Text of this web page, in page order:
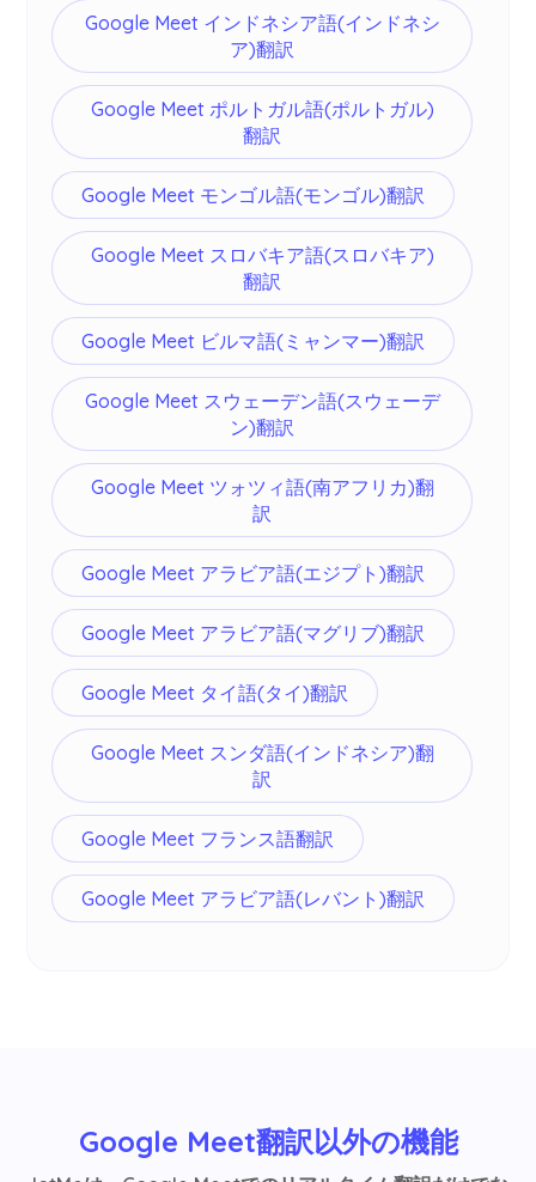
Google Meet インドネシア語(インドネシ
ア)翻訳
Google Meet ポルトガル語(ポルトガル)
翻訳
Google Meet モンゴル語(モンゴル)翻訳
Google Meet スロバキア語(スロバキア)
翻訳
Google Meet ビルマ語(ミャンマー)翻訳
Google Meet スウェーデン語(スウェーデ
ン)翻訳
Google Meet ツォツィ語(南アフリカ)翻
訳
Google Meet アラビア語(エジプト)翻訳
Google Meet アラビア語(マグリブ)翻訳
Google Meet タイ語(タイ)翻訳
Google Meet スンダ語(インドネシア)翻
訳
Google Meet フランス語翻訳
Google Meet アラビア語(レバント)翻訳
Google Meet翻訳以外の機能